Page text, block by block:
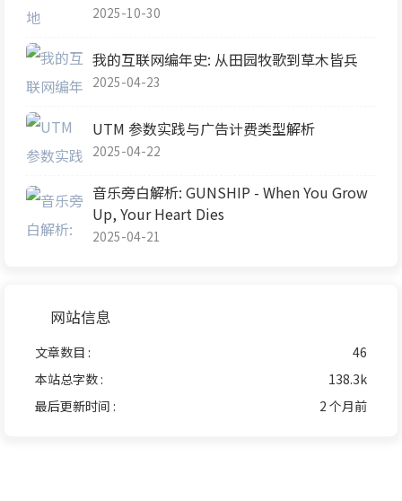
2025-10-30
我的互联网编年史: 从田园牧歌到草木皆兵
2025-04-23
UTM 参数实践与广告计费类型解析
2025-04-22
音乐旁白解析: GUNSHIP - When You Grow
Up, Your Heart Dies
2025-04-21
网站信息
文章数目 :
46
本站总字数 :
138.3k
最后更新时间 :
2 个月前